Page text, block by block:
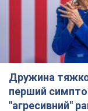
Дружина
перший
"агресивний"